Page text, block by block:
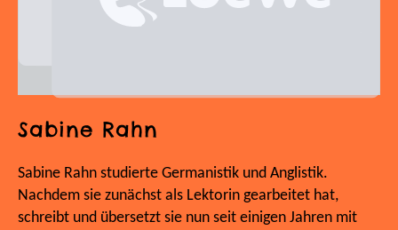
Sabine Rahn
Sabine Rahn studierte Germanistik und Anglistik.
Nachdem sie zunächst als Lektorin gearbeitet hat,
schreibt und übersetzt sie nun seit einigen Jahren mit